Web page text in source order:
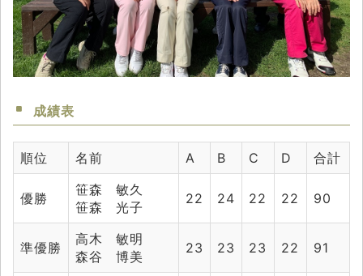
成績表
順位 名前 A B C D 合計
優勝
笹森 敏久
笹森 光子
22 24 22 22 90
準優勝
高木 敏明
森谷 博美
23 23 23 22 91